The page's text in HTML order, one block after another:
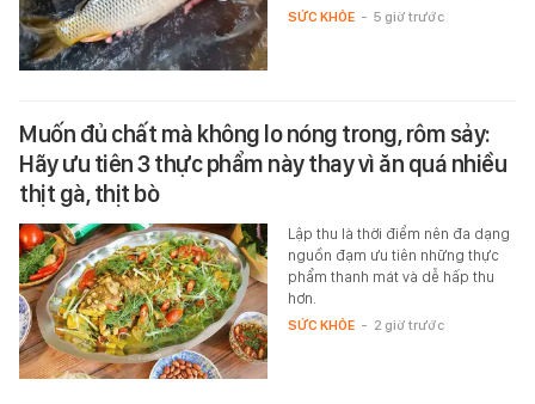
SỨC KHỎE - 5 giờ trước
Muốn đủ chất mà không lo nóng trong, rôm sảy:
Hãy ưu tiên 3 thực phẩm này thay vì ăn quá nhiều
thịt gà, thịt bò
Lập thu là thời điểm nên đa dạng
nguồn đạm ưu tiên những thực
phẩm thanh mát và dễ hấp thu
hơn.
SỨC KHỎE - 2 giờ trước